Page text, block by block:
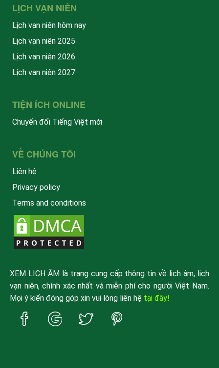
LỊCH VẠN NIÊN
Lịch vạn niên hôm nay
Lịch vạn niên 2025
Lịch vạn niên 2026
Lịch vạn niên 2027
TIỆN ÍCH ONLINE
Chuyển đổi Tiếng Việt mới
VỀ CHÚNG TÔI
Liên hệ
Privacy policy
Terms and conditions
XEM LỊCH ÂM là trang cung cấp thông tin về lịch âm, lịch
vạn niên, chính xác nhất và miễn phí cho người Việt Nam.
Mọi ý kiến đóng góp xin vui lòng liên hệ tại đây!
Trang
Facebook
Trang
Google
Trang
Twitter
Trang
Pinterest